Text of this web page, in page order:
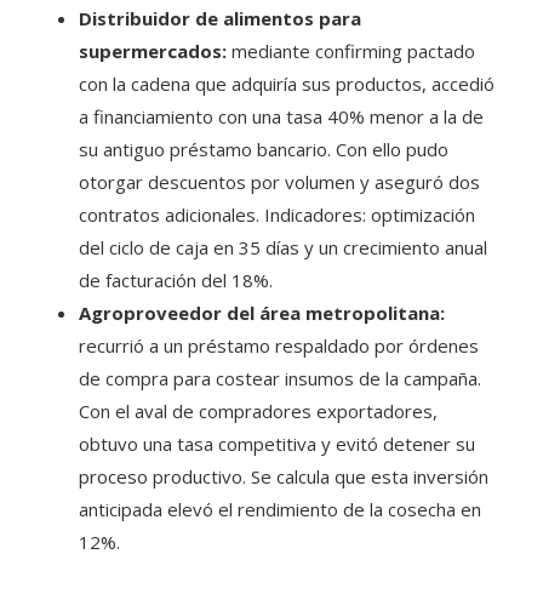
Distribuidor de alimentos para
supermercados: mediante confirming pactado
con la cadena que adquiría sus productos, accedió
a financiamiento con una tasa 40% menor a la de
su antiguo préstamo bancario. Con ello pudo
otorgar descuentos por volumen y aseguró dos
contratos adicionales. Indicadores: optimización
del ciclo de caja en 35 días y un crecimiento anual
de facturación del 18%.
Agroproveedor del área metropolitana:
recurrió a un préstamo respaldado por órdenes
de compra para costear insumos de la campaña.
Con el aval de compradores exportadores,
obtuvo una tasa competitiva y evitó detener su
proceso productivo. Se calcula que esta inversión
anticipada elevó el rendimiento de la cosecha en
12%.